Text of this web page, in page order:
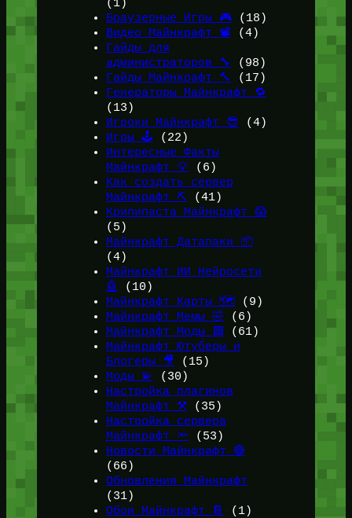
(1)
Браузерные Игры 🎮(18)
Видео Майнкрафт 📽️ (4)
Гайды для
администраторов 🔧
(98)
Гайды Майнкрафт 🔨
(17)
Генераторы Майнкрафт 🔁
(13)
Игроки Майнкрафт 😎 (4)
Игры 🕹️ (22)
Интересные Факты
Майнкрафт 💡(6)
Как создать сервер
Майнкрафт ⛏️ (41)
Крипипаста Майнкрафт 😱
(5)
Майнкрафт Датапаки 📦
(4)
Майнкрафт ИИ Нейросети
🤖
(10)
Майнкрафт Карты 🗺️ (9)
Майнкрафт Мемы 🤣 (6)
Майнкрафт Моды 🟩
(61)
Майнкрафт Ютуберы и
Блогеры 🎥
(15)
Моды 💫
(30)
Настройка плагинов
Майнкрафт ⚒️(35)
Настройка сервера
Майнкрафт 🔦 (53)
Новости Майнкрафт 🔴
(66)
Обновления Майнкрафт
(31)
Обои Майнкрафт 📔
(1)